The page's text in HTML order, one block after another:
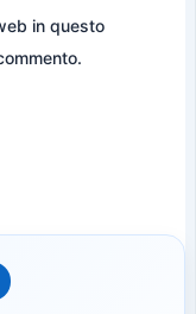
in questo